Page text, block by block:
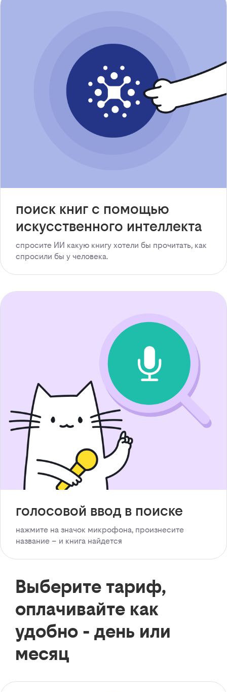
поиск книг с помощью
искусственного интеллекта
спросите ИИ какую книгу хотели бы прочитать, как
спросили бы у человека.
голосовой ввод в поиске
нажмите на значок микрофона, произнесите
название – и книга найдется
Выберите тариф,
оплачивайте как
удобно - день или
месяц